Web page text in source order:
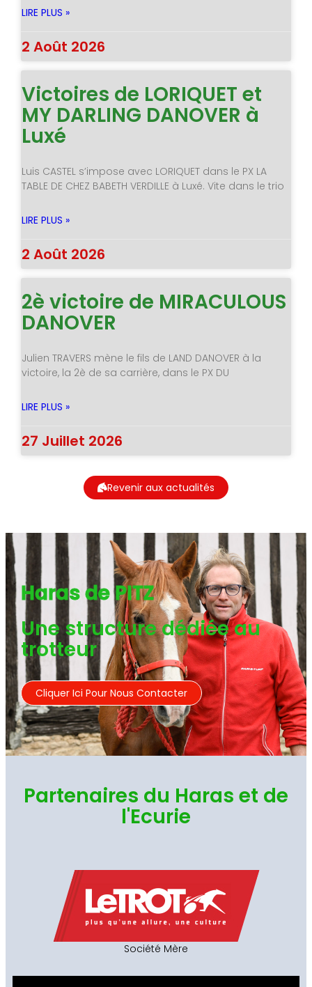
LIRE PLUS »
2 Août 2026
Victoires de LORIQUET et
MY DARLING DANOVER à
Luxé
Luis CASTEL s’impose avec LORIQUET dans le PX LA
TABLE DE CHEZ BABETH VERDILLE à Luxé. Vite dans le trio
LIRE PLUS »
2 Août 2026
2è victoire de MIRACULOUS
DANOVER
Julien TRAVERS mène le fils de LAND DANOVER à la
victoire, la 2è de sa carrière, dans le PX DU
LIRE PLUS »
27 Juillet 2026
Revenir aux actualités
Haras de PITZ
Une structure dédiée au
trotteur
Cliquer Ici Pour Nous Contacter
Partenaires du Haras et de
l'Ecurie
Société Mère